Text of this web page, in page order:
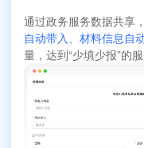
通过政务服务数据共享
自动带入、材料信息自
量，达到“少填少报”的服